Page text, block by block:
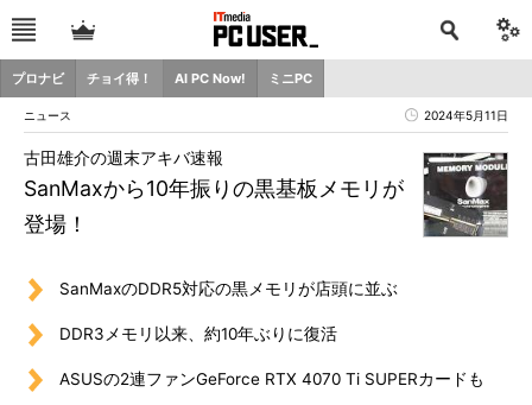
プロナビ チョイ得！ AI PC Now! ミニPC
ニュース 2024年5月11日
SanMaxから10年振りの黒基板メモリが
登場！
古田雄介の週末アキバ速報
SanMaxのDDR5対応の黒メモリが店頭に並ぶ
DDR3メモリ以来、約10年ぶりに復活
ASUSの2連ファンGeForce RTX 4070 Ti SUPERカードも